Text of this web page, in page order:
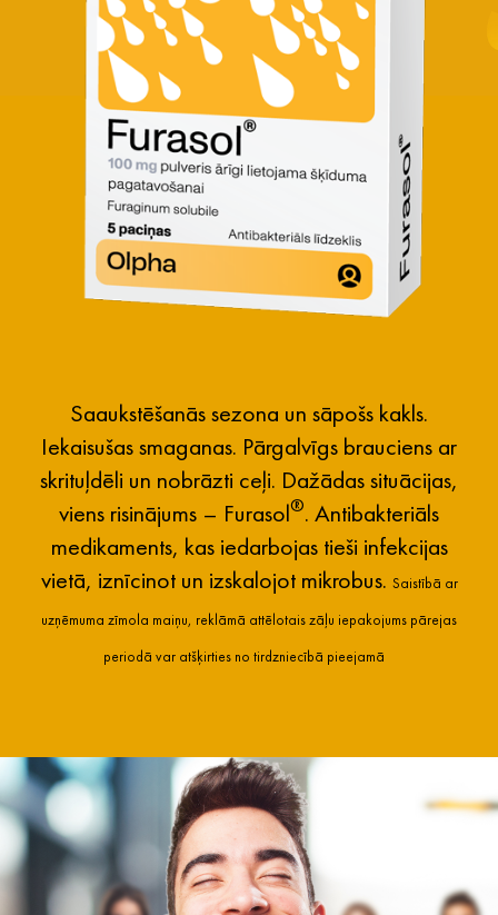
Saaukstēšanās sezona un sāpošs kakls.
Iekaisušas smaganas. Pārgalvīgs brauciens ar
skrituļdēli un nobrāzti ceļi. Dažādas situācijas,
viens risinājums – Furasol®. Antibakteriāls
medikaments, kas iedarbojas tieši infekcijas
vietā, iznīcinot un izskalojot mikrobus. Saistībā ar
uzņēmuma zīmola maiņu, reklāmā attēlotais zāļu iepakojums pārejas
periodā var atšķirties no tirdzniecībā pieejamā